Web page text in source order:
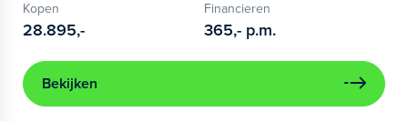
Kopen
28.895,-
Financieren
365,- p.m.
Bekijken